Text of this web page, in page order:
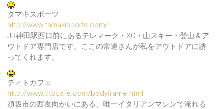
タマキスポーツ
http://www.tamakisports.com/
JR神田駅西口前にあるテレマーク・XC・山スキー・登山＆ア
ウトドア専門店です。ここの常連さんが私をアウトドアに誘
ってくれます。
ティトカフェ
http://www.titocafe.com/bodyframe.html
須坂市の西友向かいにある、唯一イタリアンマシンで淹れる